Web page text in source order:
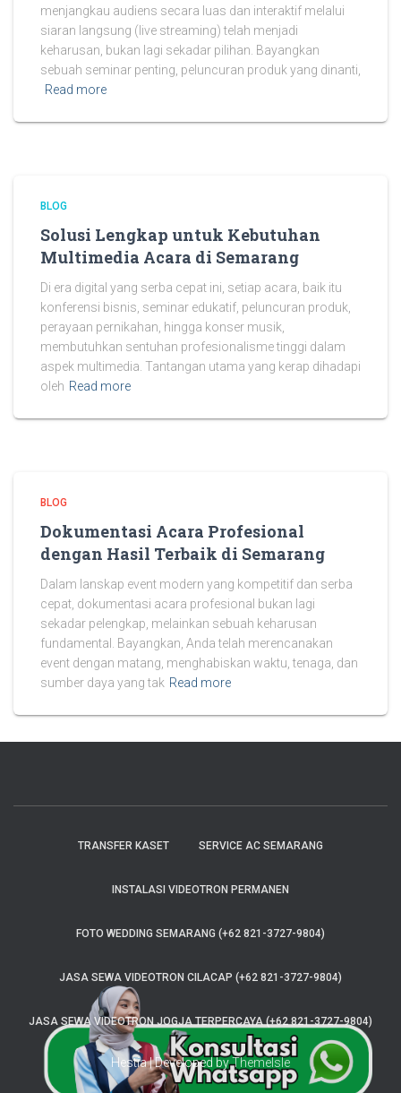
menjangkau audiens secara luas dan interaktif melalui
siaran langsung (live streaming) telah menjadi
keharusan, bukan lagi sekadar pilihan. Bayangkan
sebuah seminar penting, peluncuran produk yang dinanti,
Read more
BLOG
Solusi Lengkap untuk Kebutuhan
Multimedia Acara di Semarang
Di era digital yang serba cepat ini, setiap acara, baik itu
konferensi bisnis, seminar edukatif, peluncuran produk,
perayaan pernikahan, hingga konser musik,
membutuhkan sentuhan profesionalisme tinggi dalam
aspek multimedia. Tantangan utama yang kerap dihadapi
oleh Read more
BLOG
Dokumentasi Acara Profesional
dengan Hasil Terbaik di Semarang
Dalam lanskap event modern yang kompetitif dan serba
cepat, dokumentasi acara profesional bukan lagi
sekadar pelengkap, melainkan sebuah keharusan
fundamental. Bayangkan, Anda telah merencanakan
event dengan matang, menghabiskan waktu, tenaga, dan
sumber daya yang tak Read more
TRANSFER KASET SERVICE AC SEMARANG
INSTALASI VIDEOTRON PERMANEN
FOTO WEDDING SEMARANG (+62 821-3727-9804)
JASA SEWA VIDEOTRON CILACAP (+62 821-3727-9804)
JASA SEWA VIDEOTRON JOGJA TERPERCAYA (+62 821-3727-9804)
Hestia | Developed byThemeIsle